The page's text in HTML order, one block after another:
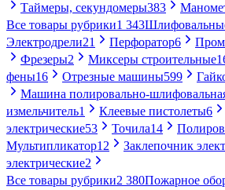
Таймеры, секундомеры383
Все товары рубрики1 343
Электродрели21 Перфоратор6
Фрезеры2 Миксеры строительные
фены16 Отрезные машины599
Машина полировально-
измельчитель1 Клеевые пистолеты6
электрические53 Точила14
Мультипликатор12 Заклепочник
электрические2
Все товары рубрики2 380Пожарное